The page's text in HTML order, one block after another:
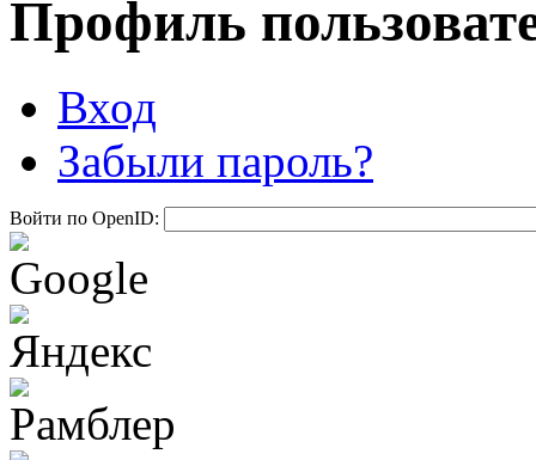
Профиль
Вход
Забыли пароль?
Войти по OpenID: